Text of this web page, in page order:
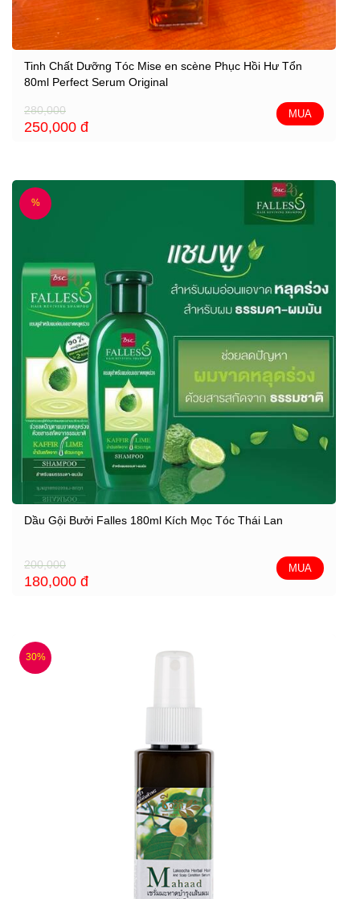
Tinh Chất Dưỡng Tóc Mise en scène Phục Hồi Hư Tổn
80ml Perfect Serum Original
280,000
250,000 đ
MUA
%
Dầu Gội Bưởi Falles 180ml Kích Mọc Tóc Thái Lan
200,000
180,000 đ
MUA
30%